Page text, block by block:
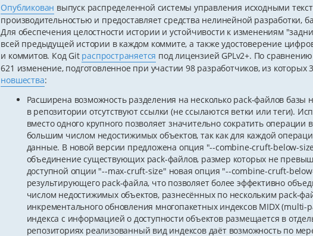
о
б
щ
е
и
е
Опубликован выпуск распределенной системы управления исходными
производительностью и предоставляет средства нелинейной разработки,
Для обеспечения целостности истории и устойчивости к изменениям
всей предыдущей истории в каждом коммите, а также удостоверение
и коммитов. Код Git распространяется под лицензией GPLv2+. По
621 изменение, подготовленное при участии 98 разработчиков, из
новшества:
Расширена возможность разделения на несколько pack-файлов
в репозитории отсутствуют ссылки (не ссылаются ветки или теги).
вместо одного крупного позволяет значительно сократить
большим числом недостижимых объектов, так как для каждой
данные. В новой версии предложена опция "--combine-cruft-below-
объединение существующих pack-файлов, размер которых не
доступной опции "--max-cruft-size" новая опция "--combine-cruft-
результирующего pack-файла, что позволяет более эффективно
числом недостижимых объектов, разнесённых по нескольким pack-
инкрементального обновления многопакетных индексов MIDX
индекса c информацией о доступности объектов размещается в
репозиториях реализованный вид индексов даёт возможность по